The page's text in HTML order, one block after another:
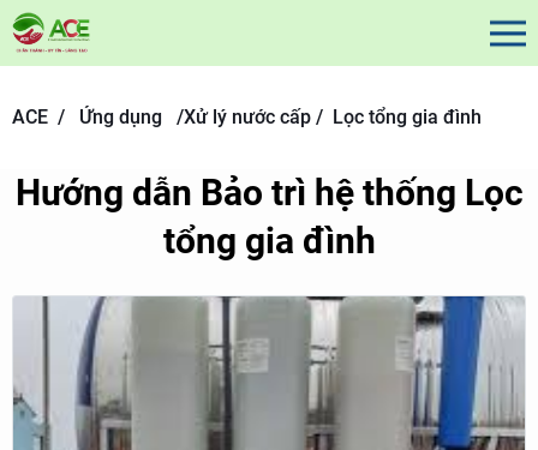
ACE / Ứng dụng /Xử lý nước cấp / Lọc tổng gia đình
Hướng dẫn Bảo trì hệ thống Lọc
tổng gia đình